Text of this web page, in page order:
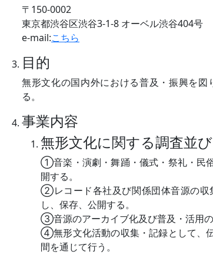
〒150-0002
東京都渋谷区渋谷3-1-8 オーベル渋谷404号
e-mail:こちら
目的
無形文化の国内外における普及・振興を
る。
事業内容
無形文化に関する調査並
①音楽・演劇・舞踊・儀式・祭礼・民
開する。
②レコード各社及び関係団体音源の
し、保存、公開する。
③音源のアーカイブ化及び普及・活用
④無形文化活動の収集・記録として、
間を通じて行う。